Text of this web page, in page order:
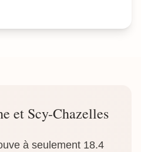
et Scy-Chazelles
à seulement 18.4